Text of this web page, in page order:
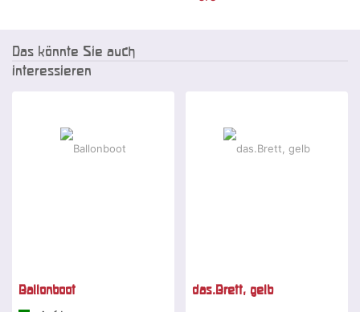
Das könnte Sie auch
interessieren
Ballonboot das.Brett, gelb